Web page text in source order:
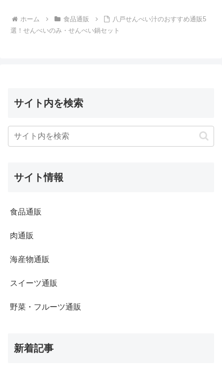
ホーム 食品通販
八戸せんべい汁のおすすめ通販5
選！せんべいのみ・せんべい鍋セット
サイト内を検索
サイト情報
食品通販
肉通販
海産物通販
スイーツ通販
野菜・フルーツ通販
新着記事